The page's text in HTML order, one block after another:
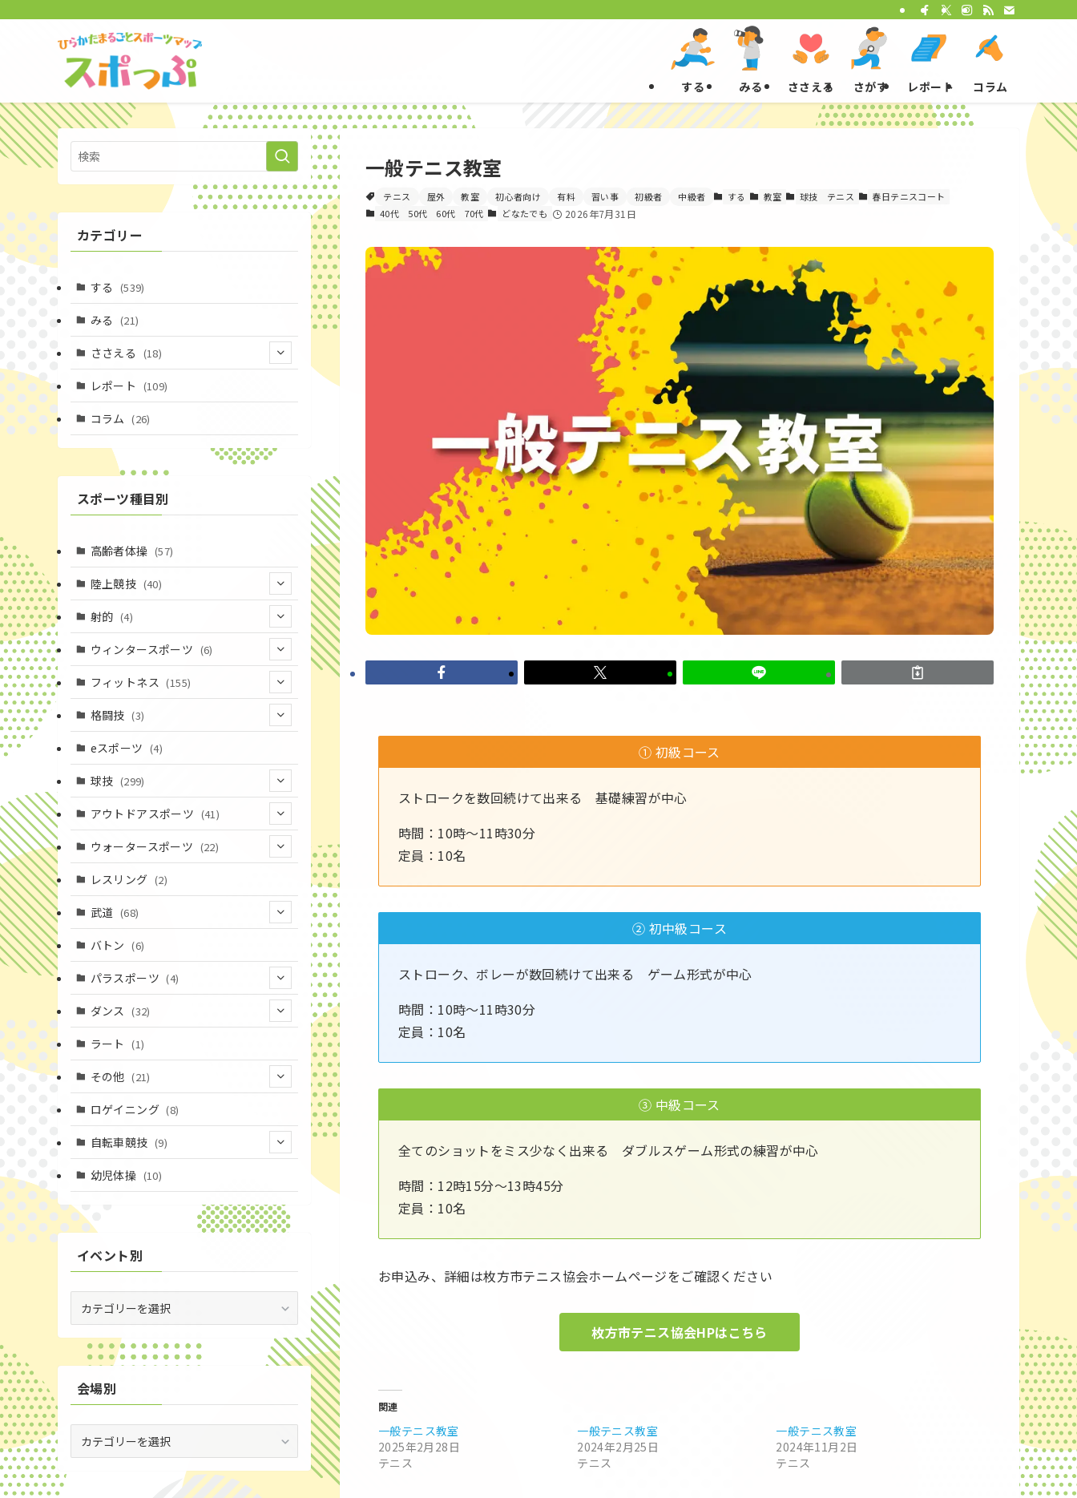
する みる ささえる さがす レポート コラム
一般テニス教室
テニス 屋外 教室 初心者向け 有料 習い事 初級者 中級者 する 教室 球技 テニス
春日テニスコート
40代
50代 60代 70代 どなたでも 2026年7月31日
① 初級コース
ストロークを数回続けて出来る 基礎練習が中心
時間：10時～11時30分
定員：10名
② 初中級コース
ストローク、ボレーが数回続けて出来る ゲーム形式が中心
時間：10時～11時30分
定員：10名
③ 中級コース
全てのショットをミス少なく出来る ダブルスゲーム形式の練習が中心
時間：12時15分～13時45分
定員：10名
お申込み、詳細は枚方市テニス協会ホームページをご確認ください
枚方市テニス協会HPはこちら
関連
一般テニス教室
2025年2月28日
テニス
一般テニス教室
2024年2月25日
テニス
一般テニス教室
2024年11月2日
テニス
カテゴリー
する (539)
みる (21)
ささえる (18)
(4)
(1)
レポート (109)
コラム (26)
スポーツ種目別
高齢者体操 (57)
陸上競技 (40)
(2)
(1)
射的 (4)
(4)
ウィンタースポーツ (6)
(6)
フィットネス (155)
(16)
(37)
(18)
(43)
(52)
格闘技 (3)
(3)
eスポーツ (4)
球技 (299)
(20)
(14)
(10)
(16)
(12)
(19)
(11)
(3)
(14)
(4)
(20)
(6)
(2)
(59)
(29)
(35)
アウトドアスポーツ (41)
(4)
(8)
ウォータースポーツ (22)
(7)
(15)
(1)
レスリング (2)
武道 (68)
(23)
(10)
(16)
(6)
バトン (6)
パラスポーツ (4)
ダンス (32)
(3)
(2)
ラート (1)
その他 (21)
(4)
(1)
ロゲイニング (8)
自転車競技 (9)
幼児体操 (10)
イベント別
ン
別
会場別